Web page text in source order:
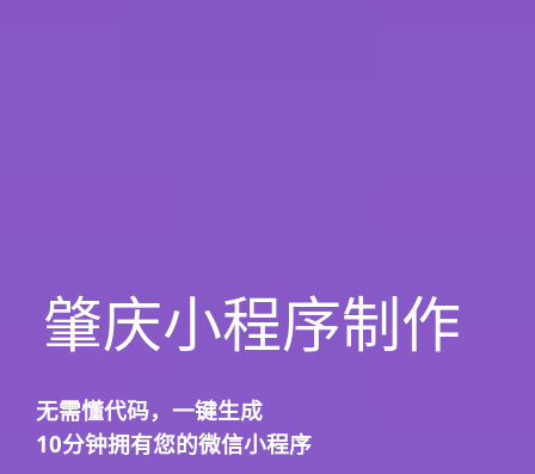
肇庆小程序制作
无需懂代码， 一键生成
10分钟拥有您的微信小程序